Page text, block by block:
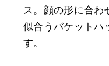
ス。顔の形に合わ
似合うバケットハ
す。